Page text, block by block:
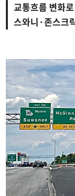
교통흐름 변화
스와니·존스크